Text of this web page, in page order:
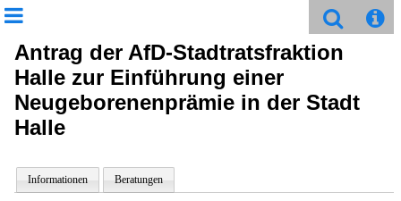
Antrag der AfD-Stadtratsfraktion
Halle zur Einführung einer
Neugeborenenprämie in der Stadt
Halle
Informationen Beratungen